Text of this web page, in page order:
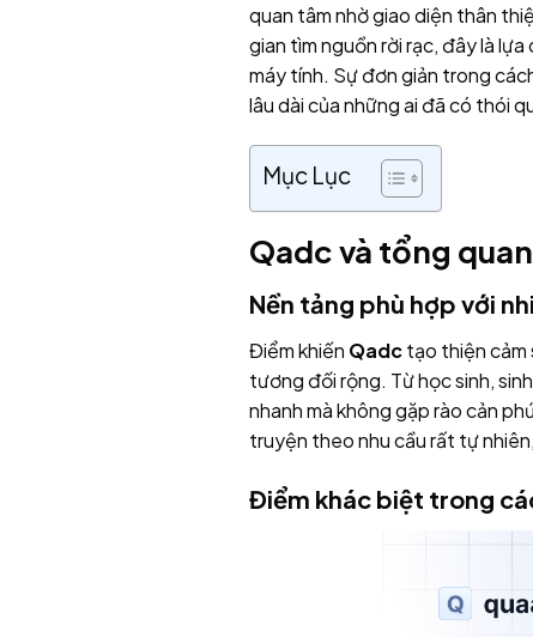
quan tâm nhờ giao diện thân
gian tìm nguồn rời rạc, đây là
máy tính. Sự đơn giản trong
lâu dài của những ai đã có thói
Mục Lục
Qadc và tổng
Nền tảng phù hợp với
Điểm khiến Qadctạo thiện cảm
tương đối rộng. Từ học sinh,
nhanh mà không gặp rào cản
truyện theo nhu cầu rất tự
Điểm khác biệt trong